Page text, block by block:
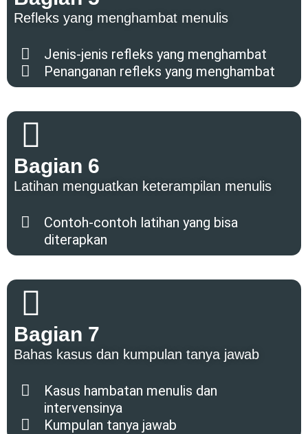
Refleks yang menghambat menulis
Jenis-jenis refleks yang menghambat
Penanganan refleks yang menghambat
Bagian 6
Latihan menguatkan keterampilan menulis
Contoh-contoh latihan yang bisa
diterapkan
Bagian 7
Bahas kasus dan kumpulan tanya jawab
Kasus hambatan menulis dan
intervensinya
Kumpulan tanya jawab